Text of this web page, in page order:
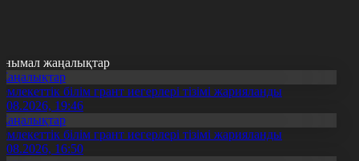
жаңалықтар
білім грант иегерлері тізімі жарияланды
19:46
білім грант иегерлері тізімі жарияланды
16:50